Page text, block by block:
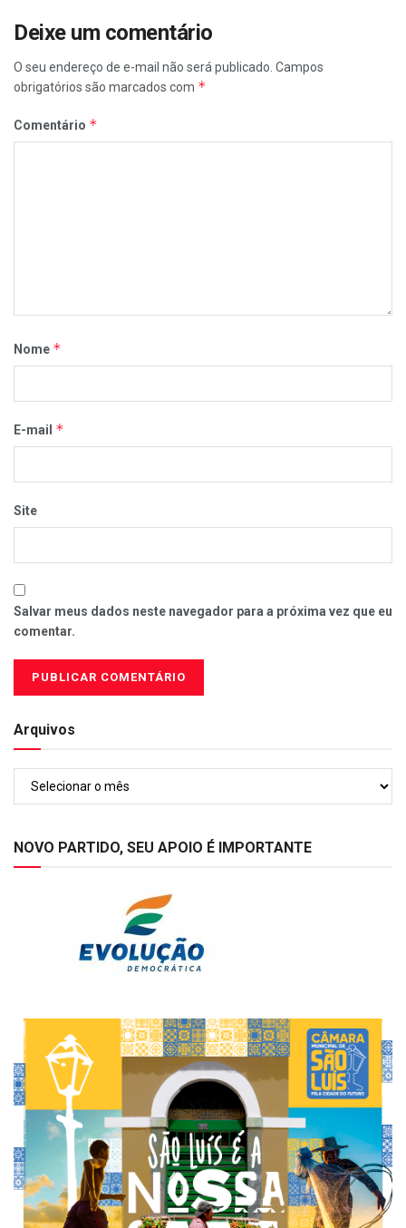
Deixe um comentário
O seu endereço de e-mail não será publicado. Campos
obrigatórios são marcados com *
Comentário *
Nome *
E-mail *
Site
Salvar meus dados neste navegador para a próxima vez que eu
comentar.
Arquivos
NOVO PARTIDO, SEU APOIO É IMPORTANTE